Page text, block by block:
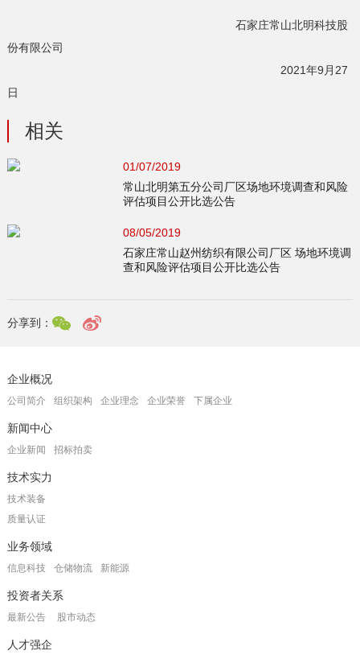
石家庄常山北明科技股
份有限公司
2021年9月27
日
相关
01/07/2019
常山北明第五分公司厂区场地环境调查和风险
评估项目公开比选公告
08/05/2019
石家庄常山赵州纺织有限公司厂区 场地环境调
查和风险评估项目公开比选公告
分享到：
企业概况
公司简介 组织架构 企业理念 企业荣誉 下属企业
新闻中心
企业新闻 招标拍卖
技术实力
技术装备
质量认证
业务领域
信息科技 仓储物流 新能源
投资者关系
最新公告 股市动态
人才强企